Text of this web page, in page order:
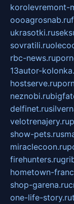
korolevremont-
oooagrosnab.ru
ukrasotki.ru
sovratili.ru
rbc-news.ru
13autor-
hostserve.ru
neznobi.ru
delfinet.ru
velotrenajery.ru
show-pets.ru
miraclecoon.ru
firehunters.ru
hometown-
shop-garena.ru
one-life-story.ru